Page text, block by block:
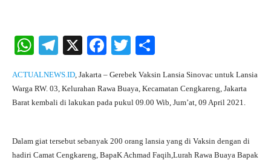
W
ts
A
Te
gr
a
X
Fa
bo
ok
T
tte
r
re
ACTUALNEWS.ID, Jakarta – Gerebek Vaksin Lansia Sinovac untuk Lansia
Warga RW. 03, Kelurahan Rawa Buaya, Kecamatan Cengkareng, Jakarta
Barat kembali di lakukan pada pukul 09.00 Wib, Jum’at, 09 April 2021.
Dalam giat tersebut sebanyak 200 orang lansia yang di Vaksin dengan di
hadiri Camat Cengkareng, BapaK Achmad Faqih,Lurah Rawa Buaya Bapak